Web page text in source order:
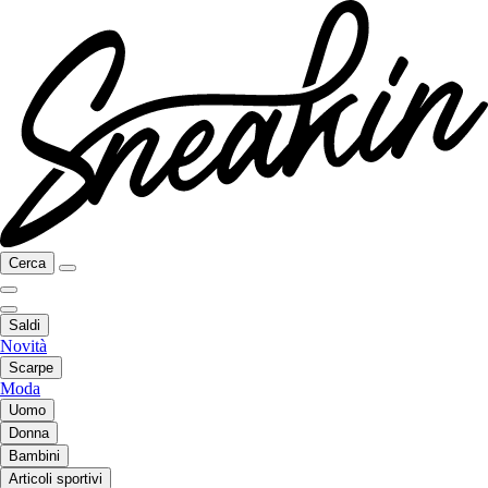
Cerca
Saldi
Novità
Scarpe
Moda
Uomo
Donna
Bambini
Articoli sportivi